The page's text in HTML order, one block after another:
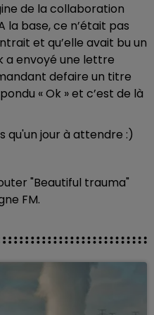
de la collaboration
la base, ce n’était pas
et qu’elle avait bu un
a envoyé une lettre
defaire un titre
« Ok » et c’est de là
qu'un jour à attendre :)
"Beautiful trauma"
FM.